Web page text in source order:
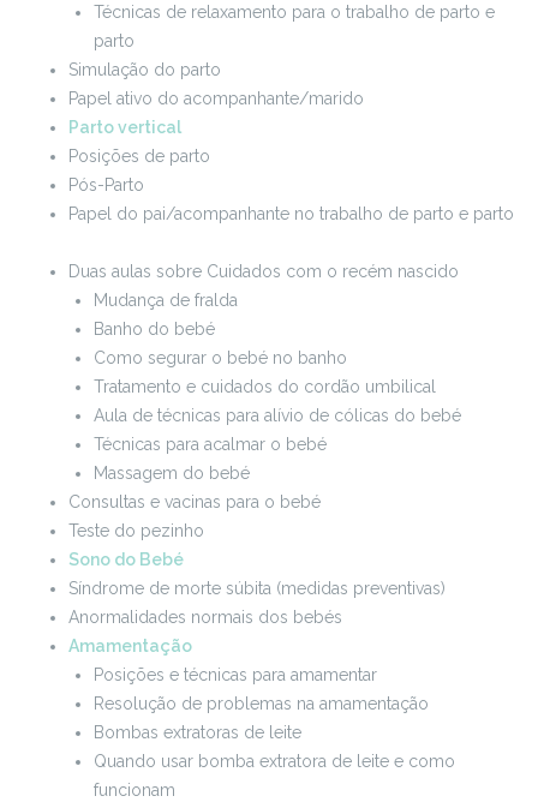
Técnicas de relaxamento para o trabalho de parto e
parto
Simulação do parto
Papel ativo do acompanhante/marido
Parto vertical
Posições de parto
Pós-Parto
Papel do pai/acompanhante no trabalho de parto e parto
Duas aulas sobre Cuidados com o recém nascido
Mudança de fralda
Banho do bebé
Como segurar o bebé no banho
Tratamento e cuidados do cordão umbilical
Aula de técnicas para alívio de cólicas do bebé
Técnicas para acalmar o bebé
Massagem do bebé
Consultas e vacinas para o bebé
Teste do pezinho
Sono do Bebé
Síndrome de morte súbita (medidas preventivas)
Anormalidades normais dos bebés
Amamentação
Posições e técnicas para amamentar
Resolução de problemas na amamentação
Bombas extratoras de leite
Quando usar bomba extratora de leite e como
funcionam